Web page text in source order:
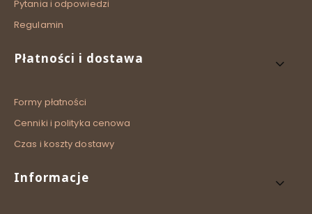
Pytania i odpowiedzi
Regulamin
Płatności i dostawa
Formy płatności
Cenniki i polityka cenowa
Czas i koszty dostawy
Informacje